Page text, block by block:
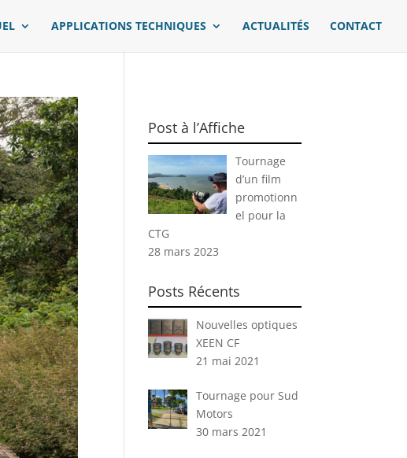
APPLICATIONS TECHNIQUES ACTUALITÉS CONTACT
Post à l’Affiche
Tournage
d’un film
promotionn
el pour la
CTG
28 mars 2023
Posts Récents
Nouvelles optiques
XEEN CF
21 mai 2021
Tournage pour Sud
Motors
30 mars 2021